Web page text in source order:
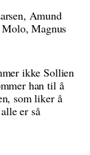
Amund
Magnus
ikke Sollien
han til å
som liker å
er så